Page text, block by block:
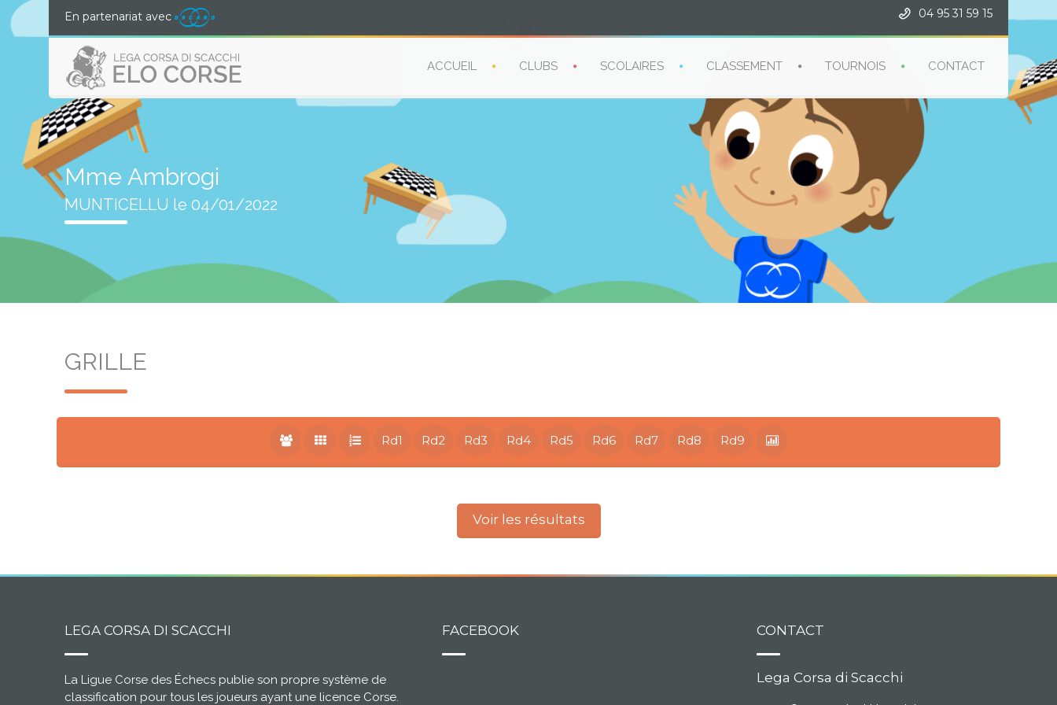
En partenariat avec 04 95 31 59 15
ACCUEIL CLUBS SCOLAIRES CLASSEMENT TOURNOIS CONTACT
Mme Ambrogi
MUNTICELLU le 04/01/2022
GRILLE
Rd1 Rd2 Rd3 Rd4 Rd5 Rd6 Rd7 Rd8 Rd9
Voir les résultats
LEGA CORSA DI SCACCHI
La Ligue Corse des Échecs publie son propre système de
classification pour tous les joueurs ayant une licence Corse.
FACEBOOK CONTACT
Lega Corsa di Scacchi